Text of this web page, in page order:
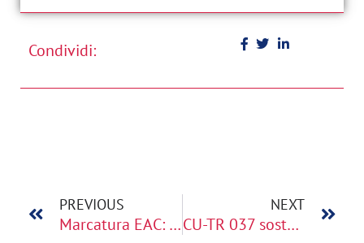
Condividi:
PREVIOUS
Marcatura EAC: obblighi, sanzioni e regole per esportare nei Paesi EAEU
NEXT
CU-TR 037 sostanze pericolose negli apparecchi elettronici